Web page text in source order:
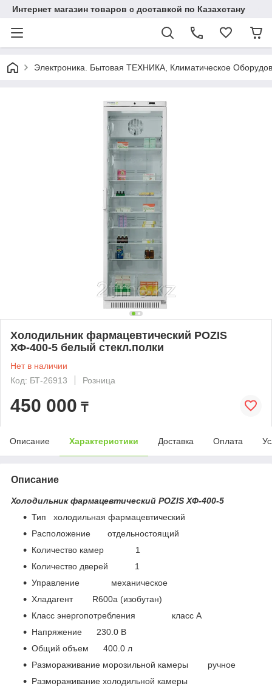
Интернет магазин товаров с доставкой по Казахстану
Электроника. Бытовая ТЕХНИКА, Климатическое
Холодильник фармацевтический POZIS
ХФ-400-5 белый стекл.полки
Нет в наличии
Код: БТ-26913
Розница
450 000 ₸
Описание Характеристики Доставка Оплата
Описание
Холодильник фармацевтический POZIS ХФ-400-5
Тип холодильная фармацевтический
Расположение отдельностоящий
Количество камер 1
Количество дверей 1
Управление механическое
Хладагент R600a (изобутан)
Класс энергопотребления класс A
Напряжение 230.0 В
Общий объем 400.0 л
Размораживание морозильной камеры ручное
Размораживание холодильной камеры